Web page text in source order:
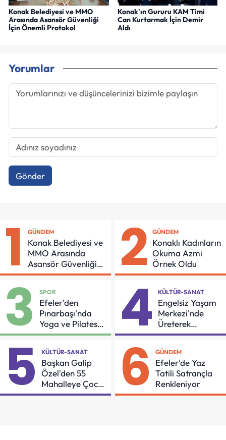
Konak Belediyesi ve MMO
Arasında Asansör Güvenliği
İçin Önemli Protokol
Konak'ın Gururu KAM Timi
Can Kurtarmak İçin Demir
Aldı
Yorumlar
Gönder
1 GÜNDEM
Konak Belediyesi ve
MMO Arasında
Asansör Güvenliği
İçin Önemli Protokol
2 GÜNDEM
Konaklı Kadınların
Okuma Azmi
Örnek Oldu
3 SPOR
Efeler'den
Pınarbaşı'nda
Yoga ve Pilates
Buluşması
4 KÜLTÜR-SANAT
Engelsiz Yaşam
Merkezi'nde
Üreterek
Güçleniyorlar
5 KÜLTÜR-SANAT
Başkan Galip
Özel'den 55
Mahalleye Çocuk
Şenliği
6 GÜNDEM
Efeler'de Yaz
Tatili Satrançla
Renkleniyor